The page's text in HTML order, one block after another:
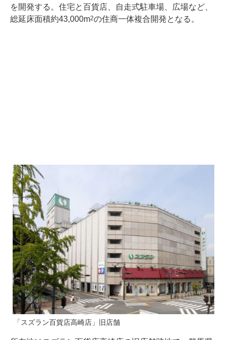
を開発する。住宅と百貨店、自走式駐車場、広場など、
総延床面積約43,000m2の住商一体複合開発となる。
「スズラン百貨店高崎店」旧店舗